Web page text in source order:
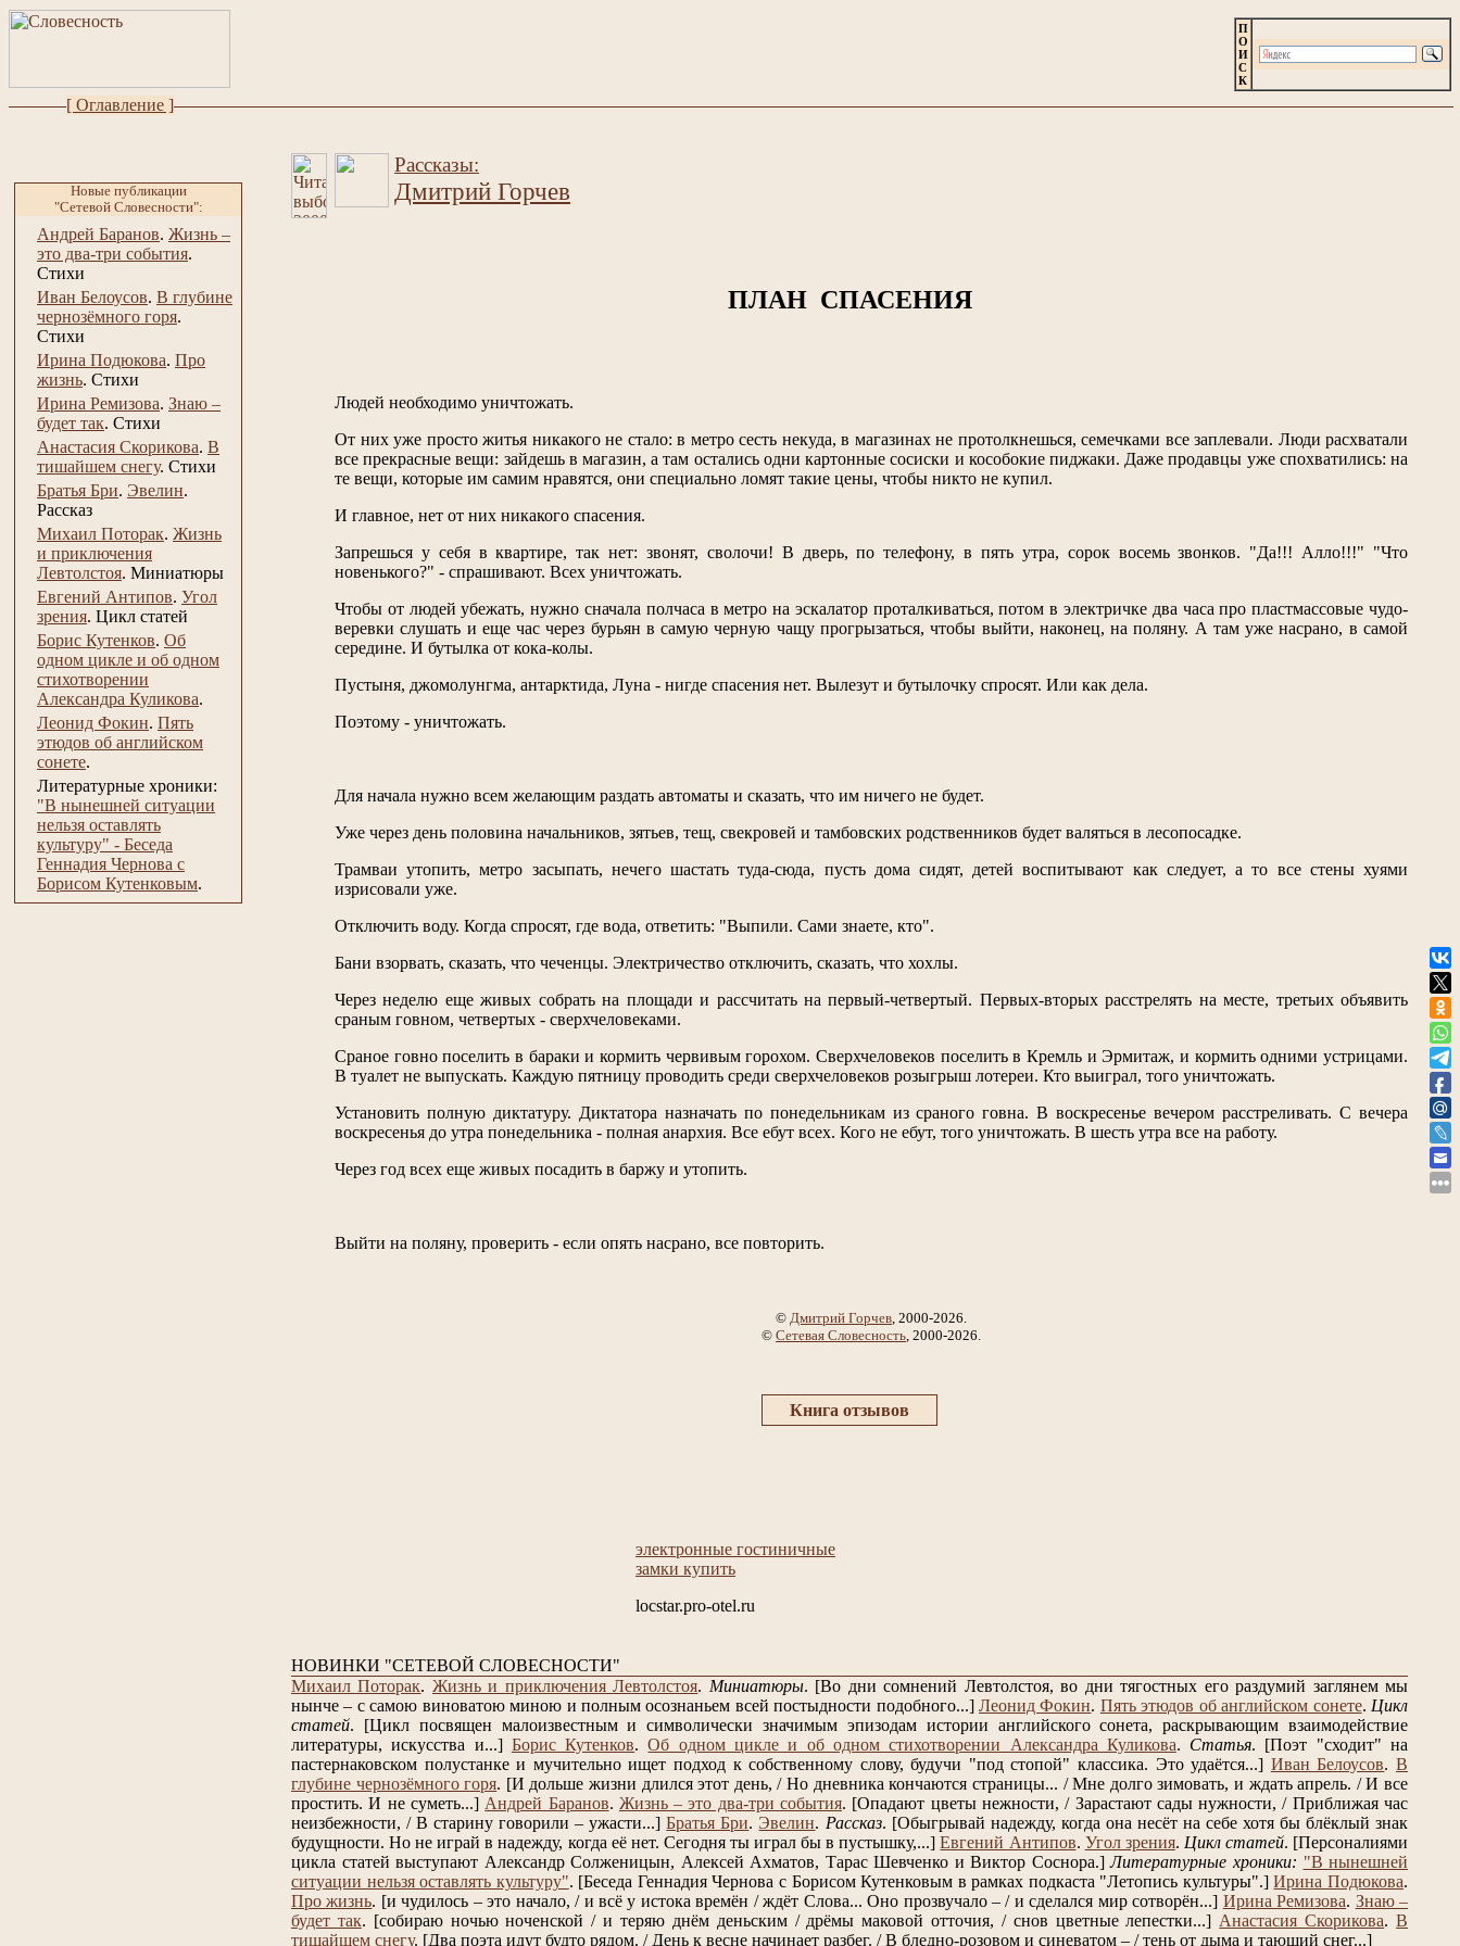
[ Оглавление ]
Новые публикации
"Сетевой Словесности":
Андрей Баранов. Жизнь –
это два-три события.
Стихи
Иван Белоусов. В глубине
чернозёмного горя.
Стихи
Ирина Подюкова. Про
жизнь. Стихи
Ирина Ремизова. Знаю –
будет так. Стихи
Анастасия Скорикова. В
тишайшем снегу. Стихи
Братья Бри. Эвелин.
Рассказ
Михаил Поторак. Жизнь
и приключения
Левтолстоя. Миниатюры
Евгений Антипов. Угол
зрения. Цикл статей
Борис Кутенков. Об
одном цикле и об одном
стихотворении
Александра Куликова.
Леонид Фокин. Пять
этюдов об английском
сонете.
Литературные хроники:
"В нынешней ситуации
нельзя оставлять
культуру" - Беседа
Геннадия Чернова с
Борисом Кутенковым.
П
О
И
С
К
Рассказы:
Дмитрий Горчев
ПЛАН СПАСЕНИЯ
Людей необходимо уничтожать.
От них уже просто житья никакого не стало: в метро сесть некуда, в магазинах не протолкнешься, семечками все заплевали. Люди расхватали
все прекрасные вещи: зайдешь в магазин, а там остались одни картонные сосиски и кособокие пиджаки. Даже продавцы уже спохватились: на
те вещи, которые им самим нравятся, они специально ломят такие цены, чтобы никто не купил.
И главное, нет от них никакого спасения.
Запрешься у себя в квартире, так нет: звонят, сволочи! В дверь, по телефону, в пять утра, сорок восемь звонков. "Да!!! Алло!!!" "Что
новенького?" - спрашивают. Всех уничтожать.
Чтобы от людей убежать, нужно сначала полчаса в метро на эскалатор проталкиваться, потом в электричке два часа про пластмассовые чудо-
веревки слушать и еще час через бурьян в самую черную чащу прогрызаться, чтобы выйти, наконец, на поляну. А там уже насрано, в самой
середине. И бутылка от кока-колы.
Пустыня, джомолунгма, антарктида, Луна - нигде спасения нет. Вылезут и бутылочку спросят. Или как дела.
Поэтому - уничтожать.
Для начала нужно всем желающим раздать автоматы и сказать, что им ничего не будет.
Уже через день половина начальников, зятьев, тещ, свекровей и тамбовских родственников будет валяться в лесопосадке.
Трамваи утопить, метро засыпать, нечего шастать туда-сюда, пусть дома сидят, детей воспитывают как следует, а то все стены хуями
изрисовали уже.
Отключить воду. Когда спросят, где вода, ответить: "Выпили. Сами знаете, кто".
Бани взорвать, сказать, что чеченцы. Электричество отключить, сказать, что хохлы.
Через неделю еще живых собрать на площади и рассчитать на первый-четвертый. Первых-вторых расстрелять на месте, третьих объявить
сраным говном, четвертых - сверхчеловеками.
Сраное говно поселить в бараки и кормить червивым горохом. Сверхчеловеков поселить в Кремль и Эрмитаж, и кормить одними устрицами.
В туалет не выпускать. Каждую пятницу проводить среди сверхчеловеков розыгрыш лотереи. Кто выиграл, того уничтожать.
Установить полную диктатуру. Диктатора назначать по понедельникам из сраного говна. В воскресенье вечером расстреливать. С вечера
воскресенья до утра понедельника - полная анархия. Все ебут всех. Кого не ебут, того уничтожать. В шесть утра все на работу.
Через год всех еще живых посадить в баржу и утопить.
Выйти на поляну, проверить - если опять насрано, все повторить.
© Дмитрий Горчев , 2000-2026.
© Сетевая Словесность , 2000-2026.
Книга отзывов
электронные гостиничные
замки купить
locstar.pro-otel.ru
НОВИНКИ "СЕТЕВОЙ СЛОВЕСНОСТИ"
Михаил Поторак. Жизнь и приключения Левтолстоя. Миниатюры. [Во дни сомнений Левтолстоя, во дни тягостных его раздумий заглянем мы
нынче – с самою виноватою миною и полным осознаньем всей постыдности подобного...] Леонид Фокин. Пять этюдов об английском сонете. Цикл
статей.
[Цикл посвящен малоизвестным и символически значимым эпизодам истории английского сонета, раскрывающим взаимодействие
литературы, искусства и...] Борис Кутенков.Об одном цикле и об одном стихотворении Александра Куликова. Статья. [Поэт "сходит" на
пастернаковском полустанке и мучительно ищет подход к собственному слову, будучи "под стопой" классика. Это удаётся...] Иван Белоусов.В
глубине чернозёмного горя. [И дольше жизни длился этот день, / Но дневника кончаются страницы... / Мне долго зимовать, и ждать апрель. / И все
простить. И не суметь...] Андрей Баранов. Жизнь – это два-три события. [Опадают цветы нежности, / Зарастают сады нужности, / Приближая час
неизбежности, / В старину говорили – ужасти...] Братья Бри. Эвелин. Рассказ. [Обыгрывай надежду, когда она несёт на себе хотя бы блёклый знак
будущности. Но не играй в надежду, когда её нет. Сегодня ты играл бы в пустышку,...] Евгений Антипов. Угол зрения. Цикл статей. [Персоналиями
цикла статей выступают Александр Солженицын, Алексей Ахматов, Тарас Шевченко и Виктор Соснора.] Литературные хроники: "В нынешней
ситуации нельзя оставлять культуру". [Беседа Геннадия Чернова с Борисом Кутенковым в рамках подкаста "Летопись культуры".] Ирина Подюкова.
Про жизнь. [и чудилось – это начало, / и всё у истока времён / ждёт Слова... Оно прозвучало – / и сделался мир сотворён...] Ирина Ремизова. Знаю –
будет так. [собираю ночью ноченской / и теряю днём деньским / дрёмы маковой отточия, / снов цветные лепестки...] Анастасия Скорикова.В
тишайшем снегу. [Два поэта идут будто рядом. / День к весне начинает разбег. / В бледно-розовом и синеватом – / тень от дыма и тающий снег...]